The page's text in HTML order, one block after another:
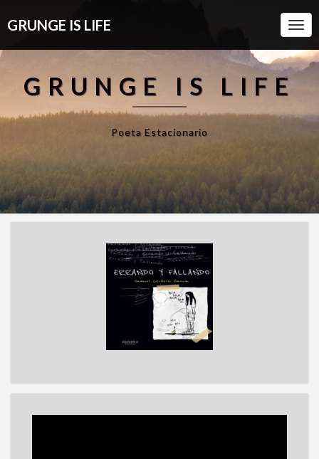
GRUNGE IS LIFE
GRUNGE IS LIFE
Poeta Estacionario